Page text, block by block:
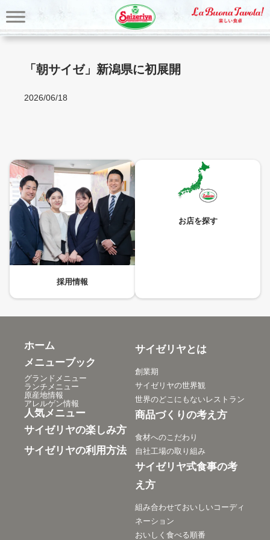
容
を
「朝サイゼ」新潟県に初展開
2026/06/18
採用情報
お店を探す
ホーム
メニューブック
グランドメニュー
ランチメニュー
原産地情報
アレルゲン情報
人気メニュー
サイゼリヤの楽しみ方
サイゼリヤの利用方法
サイゼリヤとは
創業期
サイゼリヤの世界観
世界のどこにもないレストラン
商品づくりの考え方
食材へのこだわり
自社工場の取り組み
サイゼリヤ式食事の考
え方
組み合わせておいしいコーディ
ネーション
おいしく食べる順番